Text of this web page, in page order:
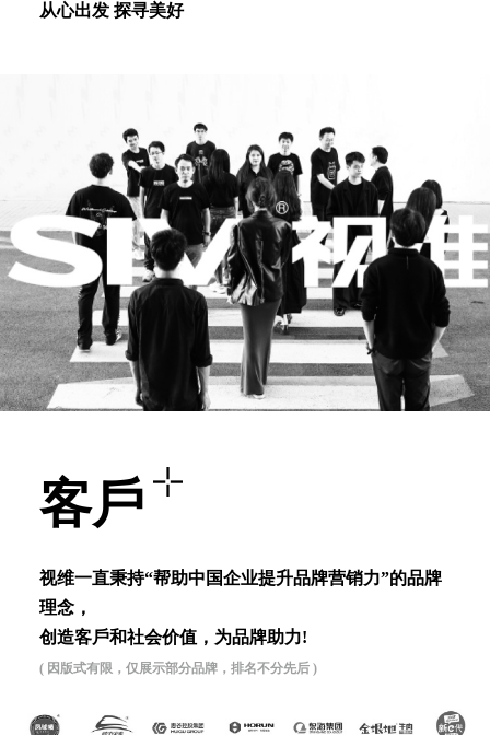
从⼼出发 探寻美好
客⼾
视维⼀直秉持“帮助中国企业提升品牌营销⼒”的品牌
理念，
创造客⼾和社会价值，为品牌助⼒!
( 因版式有限，仅展示部分品牌，排名不分先后 )